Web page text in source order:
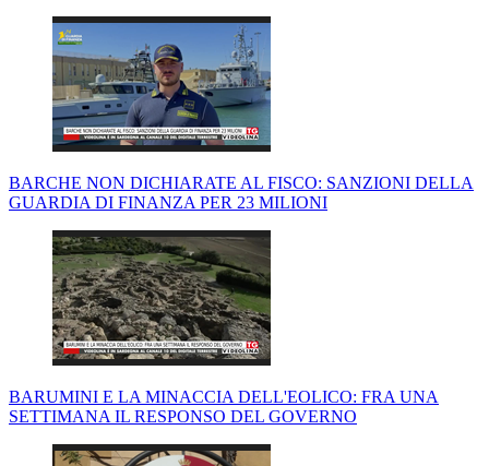
BARCHE NON DICHIARATE AL FISCO: SANZIONI DELLA
GUARDIA DI FINANZA PER 23 MILIONI
BARUMINI E LA MINACCIA DELL'EOLICO: FRA UNA
SETTIMANA IL RESPONSO DEL GOVERNO